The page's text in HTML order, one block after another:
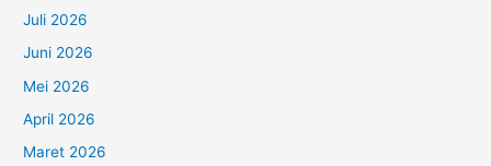
Juli 2026
Juni 2026
Mei 2026
April 2026
Maret 2026